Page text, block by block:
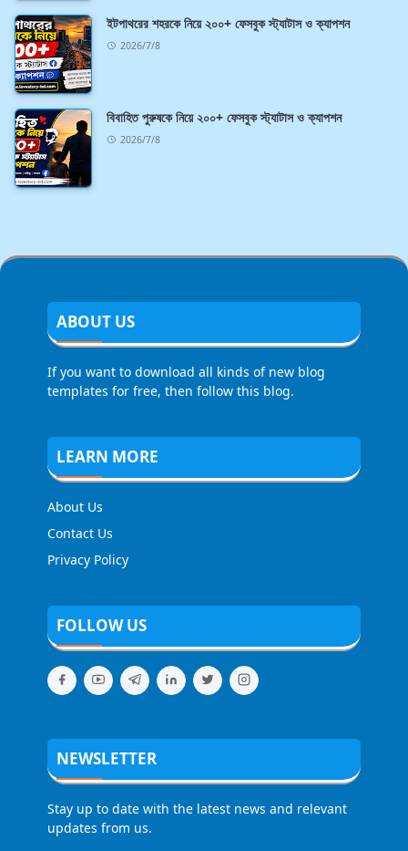
ইটপাথরের শহরকে নিয়ে ২০০+ ফেসবুক স্ট্যাটাস ও ক্যাপশন
2026/7/8
বিবাহিত পুরুষকে নিয়ে ২০০+ ফেসবুক স্ট্যাটাস ও ক্যাপশন
2026/7/8
ABOUT US
If you want to download all kinds of new blog
templates for free, then follow this blog.
LEARN MORE
About Us
Contact Us
Privacy Policy
FOLLOW US
NEWSLETTER
Stay up to date with the latest news and relevant
updates from us.